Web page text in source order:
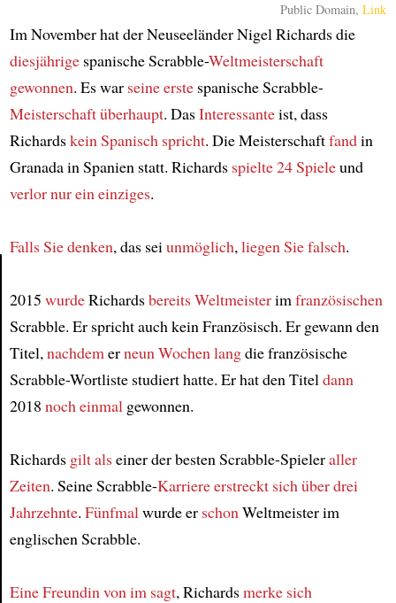
Article
Public Domain,Link
Im November hat der Neuseeländer Nigel Richards die
diesjährigespanische Scrabble-Weltmeisterschaft
gewonnen. Es war seine erstespanische Scrabble-
Meisterschaftüberhaupt. DasInteressanteist, dass
Richardskein Spanisch spricht. Die Meisterschaftfandin
Granada in Spanien statt. Richards spielte 24 Spieleund
verlor nur ein einziges.
Falls Sie denken, das seiunmöglich,liegen Sie falsch.
2015 wurdeRichardsbereits Weltmeisterimfranzösischen
Scrabble. Er spricht auch kein Französisch. Er gewann den
Titel,nachdemerneun Wochen langdie französische
Scrabble-Wortliste studiert hatte. Er hat den Titeldann
2018 noch einmalgewonnen.
Richards gilt alseiner der besten Scrabble-Spieleraller
Zeiten. Seine Scrabble-Karriereerstreckt sich überdrei
Jahrzehnte. Fünfmalwurde er schonWeltmeister im
englischen Scrabble.
Eine Freundin von im sagt, Richardsmerke sich